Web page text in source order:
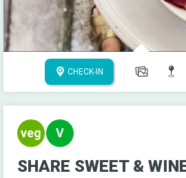
CHECK-IN
SHARE SWEET &